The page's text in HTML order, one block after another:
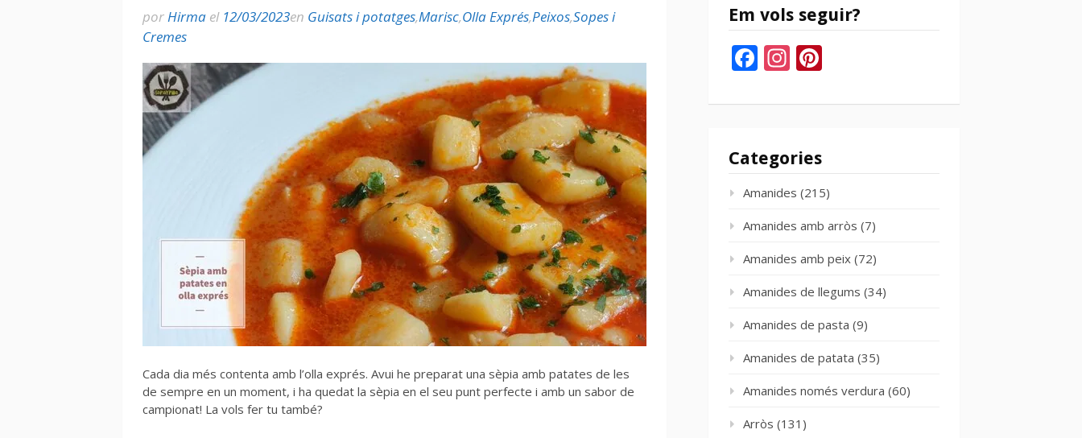
porHirma el 12/03/2023en Guisats i potatges,Marisc,Olla Exprés,Peixos,Sopes i
Cremes
Cada dia més contenta amb l’olla exprés. Avui he preparat una sèpia amb patates de les
de sempre en un moment, i ha quedat la sèpia en el seu punt perfecte i amb un sabor de
campionat! La vols fer tu també?
Em vols seguir?
Facebook
Instagram
Categories
Amanides (215)
Amanides amb arròs (7)
Amanides amb peix (72)
Amanides de llegums (34)
Amanides de pasta (9)
Amanides de patata (35)
Amanides només verdura (60)
Arròs (131)